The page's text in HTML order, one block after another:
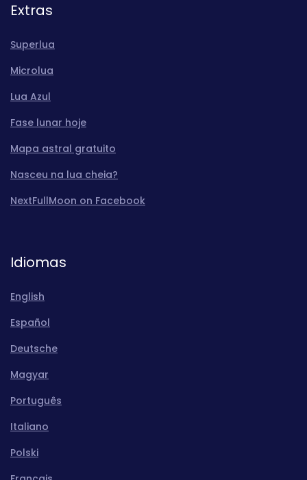
Extras
Superlua
Microlua
Lua Azul
Fase lunar hoje
Mapa astral gratuito
Nasceu na lua cheia?
NextFullMoon on Facebook
Idiomas
English
Español
Deutsche
Magyar
Português
Italiano
Polski